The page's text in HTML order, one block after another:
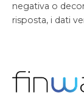
negativa o
risposta, i dati